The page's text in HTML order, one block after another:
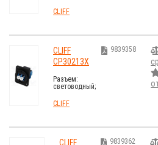
обеих сторон,
SC; Мат-л:
CLIFF
CLIFF
CP30213X
Разъем:
световодный;
обеих сторон,
LC; Мат-л:
CLIFF
9839358
CLIFF
9839362